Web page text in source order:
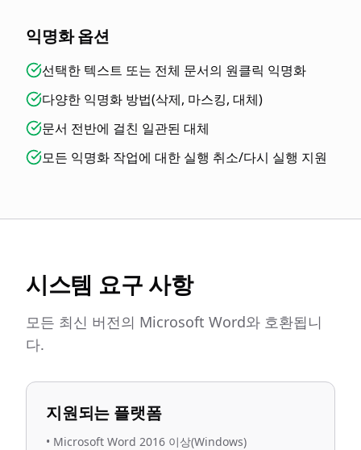
익명화 옵션
선택한 텍스트 또는 전체 문서의 원클릭 익명화
다양한 익명화 방법(삭제, 마스킹, 대체)
문서 전반에 걸친 일관된 대체
모든 익명화 작업에 대한 실행 취소/다시 실행 지원
시스템 요구 사항
모든 최신 버전의 Microsoft Word와 호환됩니
다.
지원되는 플랫폼
• Microsoft Word 2016 이상(Windows)